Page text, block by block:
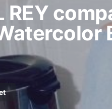
REY